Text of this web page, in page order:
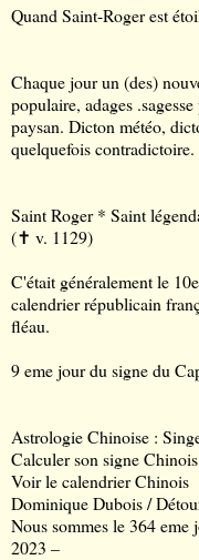
Quand Saint-Roger est
Chaque jour un (des)
populaire, adages
paysan. Dicton météo,
quelquefois contradictoire.
Saint Roger * Saint
(✝ v. 1129)
C'était généralement le
calendrier républicain
fléau.
9 eme jour du signe du
Astrologie Chinoise :
Calculer son signe Chinois
Voir le calendrier Chinois
Dominique Dubois /
Nous sommes le 364 eme
2023 –